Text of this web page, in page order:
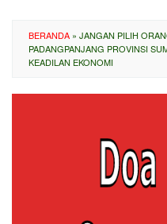
BERANDA » JANGAN PILIH
PADANGPANJANG PROVINSI
KEADILAN EKONOMI